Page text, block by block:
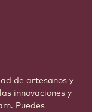
de artesanos y
innovaciones y
Puedes